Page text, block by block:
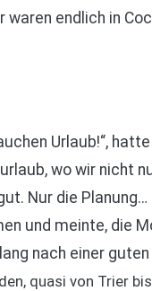
waren endlich in
Urlaub!“,
wo wir nicht
Nur die
und meinte, die
nach einer
quasi von Trier